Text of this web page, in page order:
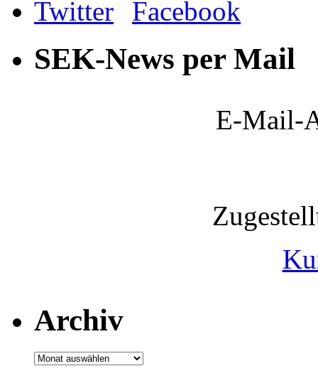
SEK-News per Mail
E-Mail-
Archiv
Archiv